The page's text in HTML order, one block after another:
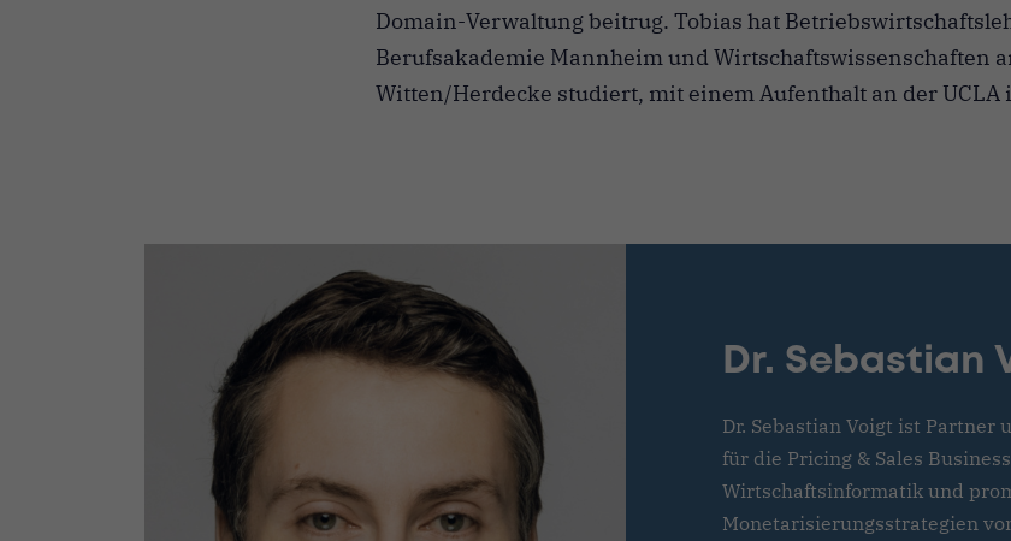
Domain-Verwaltung beitrug. Tobias hat
Berufsakademie Mannheim und Wirtschaftswissenschaften
Witten/Herdecke studiert, mit einem Aufenthalt an der UCLA
Dr. Sebastian
Dr. Sebastian Voigt ist Partner
für die Pricing & Sales
Wirtschaftsinformatik und
Monetarisierungsstrategien